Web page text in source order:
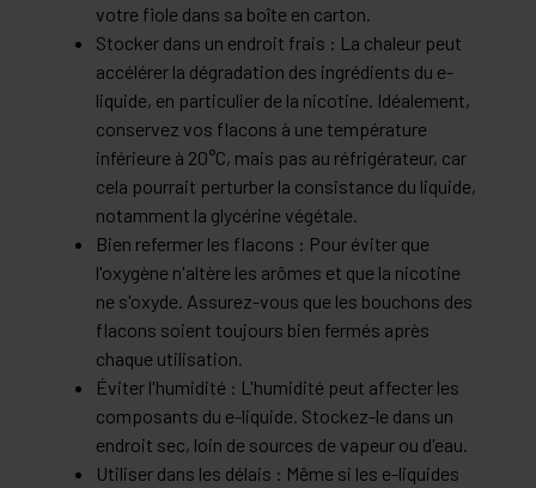
votre fiole dans sa boîte en carton.
Stocker dans un endroit frais : La chaleur peut
accélérer la dégradation des ingrédients du e-
liquide, en particulier de la nicotine. Idéalement,
conservez vos flacons à une température
inférieure à 20°C, mais pas au réfrigérateur, car
cela pourrait perturber la consistance du liquide,
notamment la glycérine végétale.
Bien refermer les flacons : Pour éviter que
l'oxygène n'altère les arômes et que la nicotine
ne s'oxyde. Assurez-vous que les bouchons des
flacons soient toujours bien fermés après
chaque utilisation.
Éviter l'humidité : L'humidité peut affecter les
composants du e-liquide. Stockez-le dans un
endroit sec, loin de sources de vapeur ou d'eau.
Utiliser dans les délais : Même si les e-liquides